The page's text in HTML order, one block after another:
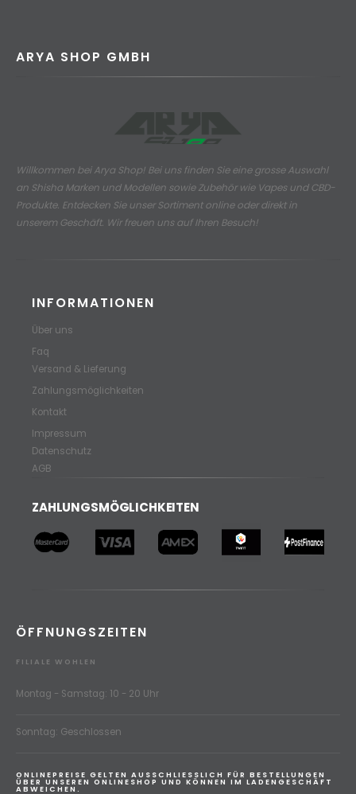
ARYA SHOP GMBH
Willkommen bei Arya Shop! Bei uns finden Sie eine grosse Auswahl
an Shisha Marken und Modellen sowie Zubehör wie Vapes und CBD-
Produkte. Entdecken Sie unser Sortiment online oder direkt in
unserem Geschäft. Wir freuen uns auf Ihren Besuch!
INFORMATIONEN
Über uns
Faq
Versand & Lieferung
Zahlungsmöglichkeiten
Kontakt
Impressum
Datenschutz
AGB
ZAHLUNGSMÖGLICHKEITEN
ÖFFNUNGSZEITEN
FILIALE WOHLEN
Montag - Samstag: 10 - 20 Uhr
Sonntag: Geschlossen
ONLINEPREISE GELTEN AUSSCHLIESSLICH FÜR BESTELLUNGEN
ÜBER UNSEREN ONLINESHOP UND KÖNNEN IM LADENGESCHÄFT
ABWEICHEN.